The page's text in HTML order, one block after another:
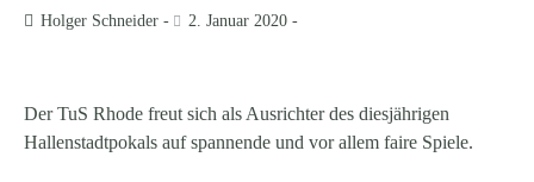
Holger Schneider 2. Januar 2020
Der TuS Rhode freut sich als Ausrichter des diesjährigen
Hallenstadtpokals auf spannende und vor allem faire Spiele.